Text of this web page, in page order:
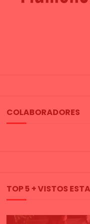
COLABORADORES
TOP 5 + VISTOS